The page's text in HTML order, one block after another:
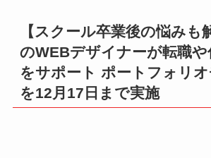
【スクール卒業後の悩みも
のWEBデザイナーが転職や
をサポート ポートフォリ
を12月17日まで実施